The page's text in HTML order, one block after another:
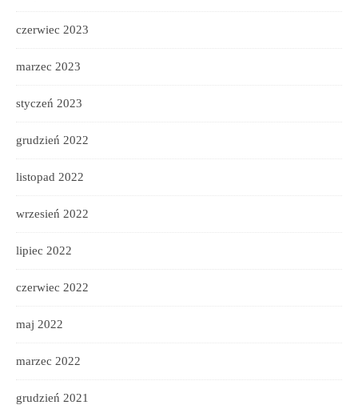
czerwiec 2023
marzec 2023
styczeń 2023
grudzień 2022
listopad 2022
wrzesień 2022
lipiec 2022
czerwiec 2022
maj 2022
marzec 2022
grudzień 2021